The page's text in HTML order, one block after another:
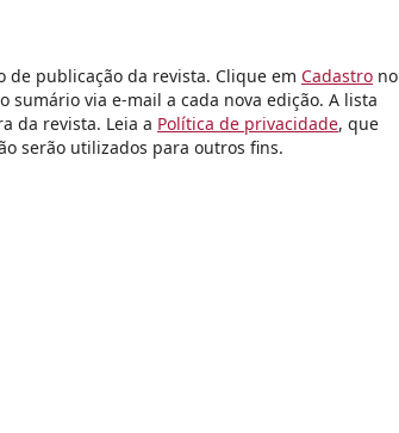
de publicação da revista. Clique em Cadastro no
via e-mail a cada nova edição. A lista
da revista. Leia a Política de privacidade, que
serão utilizados para outros fins.